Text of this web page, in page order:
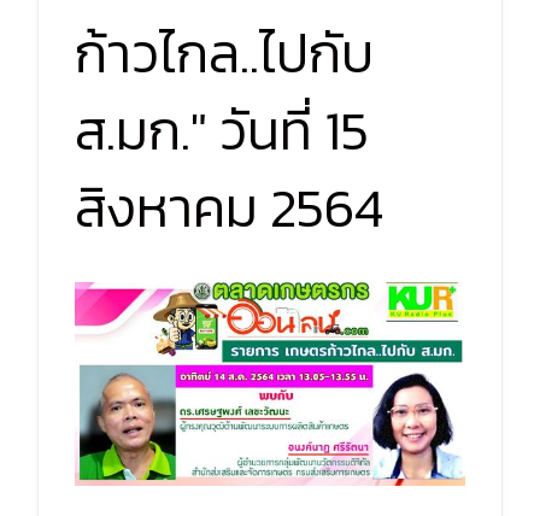
ก้าวไกล..ไปกับ
ส.มก." วันที่ 15
สิงหาคม 2564